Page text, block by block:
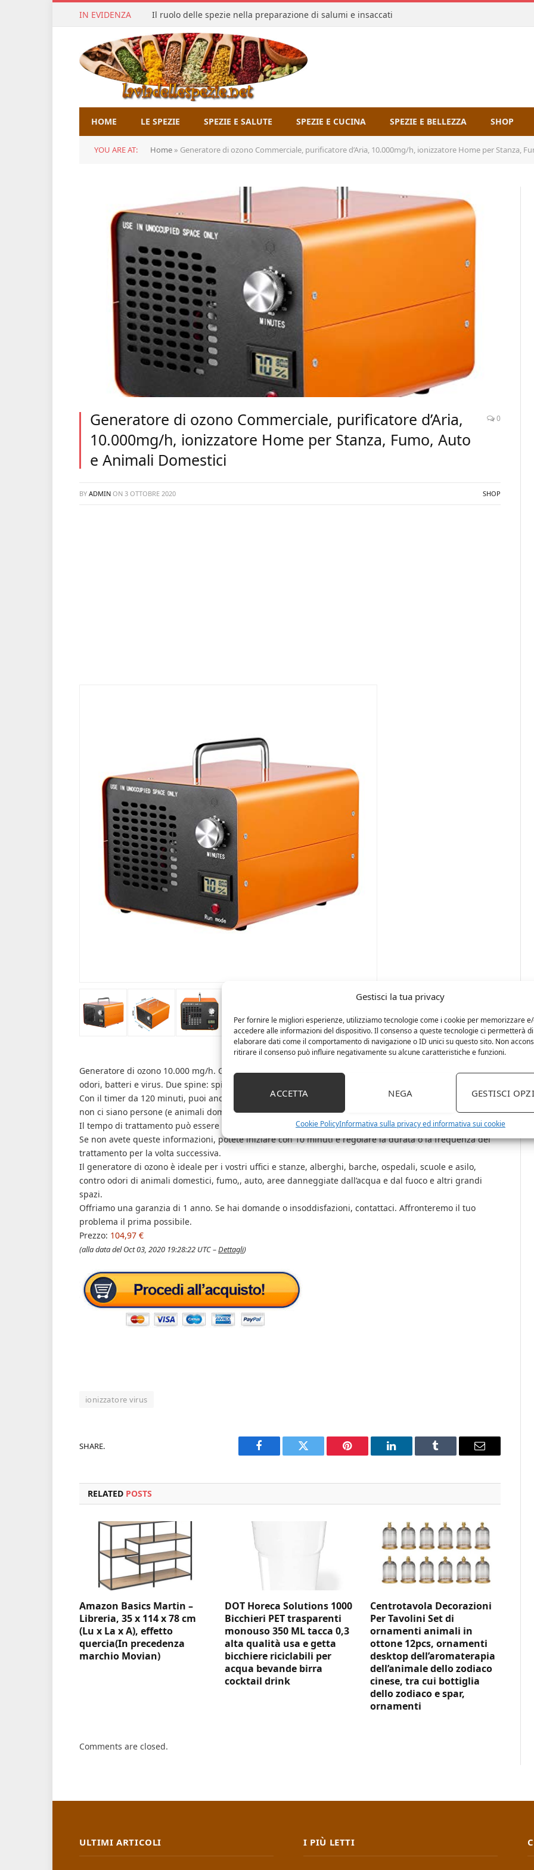
Gestisci la tua privacy
Per fornire le migliori esperienze, utilizziamo tecnologie come i cookie per memorizzare
accedere alle informazioni del dispositivo. Il consenso a queste tecnologie ci permetterà di
elaborare dati come il comportamento di navigazione o ID unici su questo sito. Non
ritirare il consenso può influire negativamente su alcune caratteristiche e funzioni.
ACCETTA NEGA GESTISCI
Cookie PolicyInformativa sulla privacy ed informativa sui cookie
IN EVIDENZA Il ruolo delle spezie nella preparazione di salumi e insaccati
HOME LE SPEZIE SPEZIE E SALUTE SPEZIE E CUCINA SPEZIE E BELLEZZA SHOP
YOU ARE AT: Home » Generatore di ozono Commerciale, purificatore d’Aria, 10.000mg/h, ionizzatore Home per Stanza,
Generatore di ozono Commerciale, purificatore d’Aria,
10.000mg/h, ionizzatore Home per Stanza, Fumo, Auto
e Animali Domestici
0
BY ADMIN ON 3 OTTOBRE 2020 SHOP
Generatore di ozono 10.000 mg/h. Generatore di ozono, deodora e sterilizza gli ambienti liberandoli da
odori, batteri e virus. Due spine: spina standard UK + spina standard EU.
Con il timer da 120 minuti, puoi anche tenerlo acceso utilizzando la modalità “HOLD”, assicurandoti che
non ci siano persone (e animali domestici) nella stanza mentre la macchina dell’ozono è in funzione.
Il tempo di trattamento può essere regolato in base alle dimensioni della stanza e alla qualità dell’aria.
Se non avete queste informazioni, potete iniziare con 10 minuti e regolare la durata o la frequenza del
trattamento per la volta successiva.
Il generatore di ozono è ideale per i vostri uffici e stanze, alberghi, barche, ospedali, scuole e asilo,
contro odori di animali domestici, fumo,, auto, aree danneggiate dall’acqua e dal fuoco e altri grandi
spazi.
Offriamo una garanzia di 1 anno. Se hai domande o insoddisfazioni, contattaci. Affronteremo il tuo
problema il prima possibile.
Prezzo: 104,97 €
(alla data del Oct 03, 2020 19:28:22 UTC –Dettagli)
ionizzatore virus
SHARE.
Facebook Twitter Pinterest LinkedIn Tumblr Email
RELATED POSTS
Amazon Basics Martin –
Libreria, 35 x 114 x 78 cm
(Lu x La x A), effetto
quercia(In precedenza
marchio Movian)
DOT Horeca Solutions 1000
Bicchieri PET trasparenti
monouso 350 ML tacca 0,3
alta qualità usa e getta
bicchiere riciclabili per
acqua bevande birra
cocktail drink
Centrotavola Decorazioni
Per Tavolini Set di
ornamenti animali in
ottone 12pcs, ornamenti
desktop dell’aromaterapia
dell’animale dello zodiaco
cinese, tra cui bottiglia
dello zodiaco e spar,
ornamenti
Comments are closed.
ULTIMI ARTICOLI I PIÙ LETTI